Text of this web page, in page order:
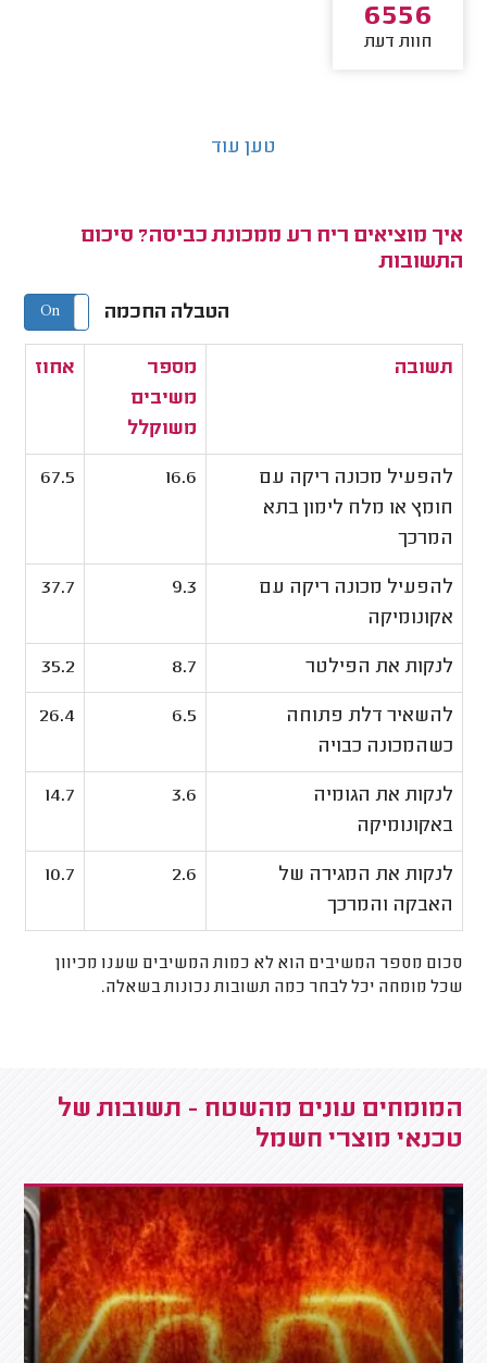
6556
חוות דעת
טען עוד
איך מוציאים ריח רע ממכונת כביסה? סיכום
התשובות
הטבלה החכמה On Off
תשובה
מספר
משיבים
משוקלל
אחוז
להפעיל מכונה ריקה עם
חומץ או מלח לימון בתא
המרכך
16.6
67.5
להפעיל מכונה ריקה עם
אקונומיקה
9.3
37.7
לנקות את הפילטר 8.7
35.2
להשאיר דלת פתוחה
כשהמכונה כבויה
6.5
26.4
לנקות את הגומיה
באקונומיקה
3.6
14.7
לנקות את המגירה של
האבקה והמרכך
2.6
10.7
סכום מספר המשיבים הוא לא כמות המשיבים שענו מכיוון
שכל מומחה יכל לבחר כמה תשובות נכונות בשאלה.
המומחים עונים מהשטח - תשובות של
טכנאי מוצרי חשמל